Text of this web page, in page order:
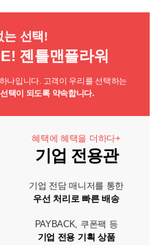
는 선택!
젠틀맨플라워
나입니다. 고객이 우리를 선택하는
택이 되도록 약속합니다.
혜택에 혜택을 더하다+
기업 전용관
기업 전담 매니저를 통한
우선 처리로 빠른 배송
PAYBACK, 쿠폰팩 등
기업 전용 기획 상품